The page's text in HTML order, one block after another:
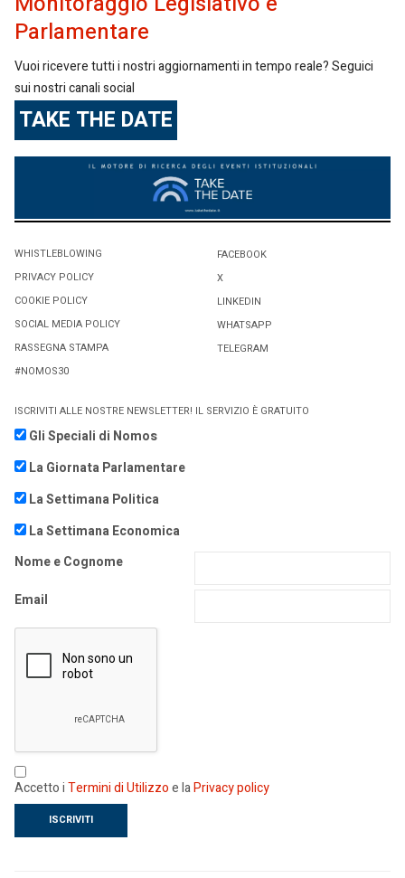
Parlamentare
Vuoi ricevere tutti i nostri aggiornamenti in tempo reale? Seguici
sui nostri canali social
TAKE THE DATE
WHISTLEBLOWING
PRIVACY POLICY
COOKIE POLICY
SOCIAL MEDIA POLICY
RASSEGNA STAMPA
#NOMOS30
FACEBOOK
X
LINKEDIN
WHATSAPP
TELEGRAM
ISCRIVITI ALLE NOSTRE NEWSLETTER! IL SERVIZIO È GRATUITO
Gli Speciali di Nomos
La Giornata Parlamentare
La Settimana Politica
La Settimana Economica
Nome e Cognome
Email
Accetto iTermini di Utilizzoe laPrivacy policy